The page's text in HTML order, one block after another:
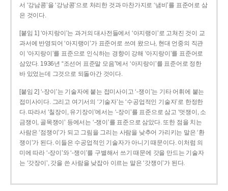
서 ‘강남콩’을 ‘강낭콩’으로 처리한 것과 마찬가지로 ‘냄비’를 표준어로 삼
은 것이다.
[붙임 1] ‘아지랑이’는 과거의 대사전들에서 ‘아지랭이’로 고쳐진 것이 교
과서에 반영되어 ‘아지랭이’가 표준어로 쓰여 왔으나, 현대 언중의 직관
이 ‘아지랑이’를 표준으로 인식하는 경향이 강해 ‘아지랑이’를 표준어로
삼았다. 1936년 “조선어 표준말 모음”에서 ‘아지랑이’를 표준어로 정한
바 있었는데 그것으로 되돌아간 것이다.
[붙임 2] ‘-장이’는 기술자에 붙는 접미사이고 ‘-쟁이’는 기타 어휘에 붙는
접미사이다. 그리고 여기서의 ‘기술자’는 ‘수공업적인 기술자’로 한정한
다. 따라서 ‘칠장이, 유기장이’에서는 ‘-장이’를 표준으로 삼고 ‘멋쟁이, 소
금쟁이, 골목쟁이’ 등에서는 ‘-쟁이’를 표준으로 삼았다. 또한 점을 치는
사람은 ‘점쟁이’가 되고 그림을 그리는 사람을 낮추어 가리키는 말은 ‘환
쟁이’가 된다. 이들은 수공업적인 기술자가 아니기 때문이다. 이처럼 의
미에 따라 ‘-장이’와 ‘-쟁이’를 구별해서 쓰기 때문에 갓을 만드는 기술자
는 ‘갓장이’, 갓을 쓴 사람을 낮잡아 이르는 말은 ‘갓쟁이’가 된다.